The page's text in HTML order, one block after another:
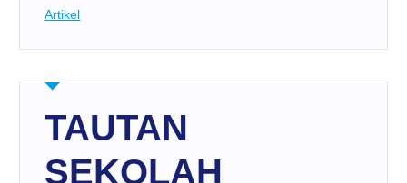
Artikel
TAUTAN
SEKOLAH